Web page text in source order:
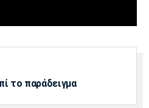
το παράδειγμα